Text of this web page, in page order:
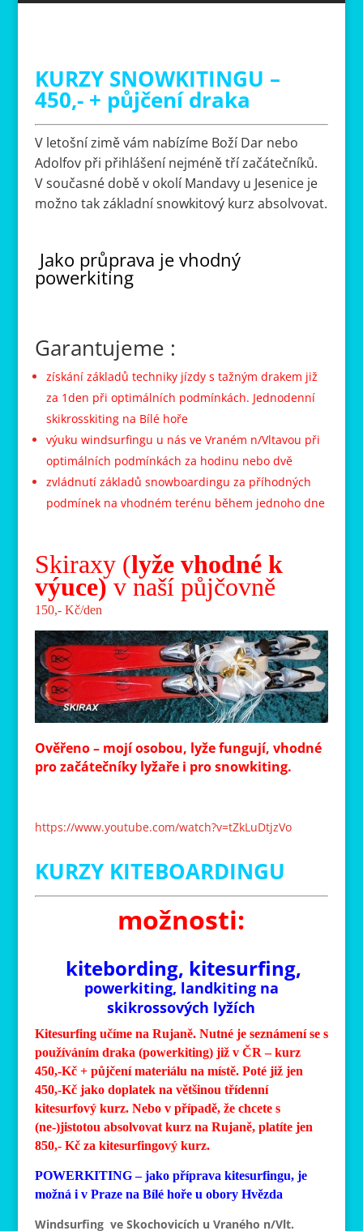
KURZY SNOWKITINGU –
450,- + půjčení draka
V letošní zimě vám nabízíme Boží Dar nebo
Adolfov při přihlášení nejméně tří začátečníků.
V současné době v okolí Mandavy u Jesenice je
možno tak základní snowkitový kurz absolvovat.
Jako průprava je vhodný
powerkiting
Garantujeme :
získání základů techniky jízdy s tažným drakem již
za 1den při optimálních podmínkách. Jednodenní
skikrosskiting na Bílé hoře
výuku windsurfingu u nás ve Vraném n/Vltavou při
optimálních podmínkách za hodinu nebo dvě
zvládnutí základů snowboardingu za příhodných
podmínek na vhodném terénu během jednoho dne
Skiraxy (lyže vhodné k
výuce)v naší půjčovně
150,- Kč/den
Ověřeno – mojí osobou, lyže fungují, vhodné
pro začátečníky lyžaře i pro snowkiting.
https://www.youtube.com/watch?v=tZkLuDtjzVo
KURZY KITEBOARDINGU
možnosti:
kitebording, kitesurfing,
powerkiting, landkiting na
skikrossových lyžích
Kitesurfing učíme na Rujaně. Nutné je seznámení se s
používáním draka (powerkiting) již v ČR – kurz
450,-Kč + půjčení materiálu na místě. Poté již jen
450,-Kč jako doplatek na většinou třídenní
kitesurfový kurz. Nebo v případě, že chcete s
(ne-)jistotou absolvovat kurz na Rujaně, platíte jen
850,- Kč za kitesurfingový kurz.
POWERKITING – jako příprava kitesurfingu, je
možná i v Praze na Bílé hoře u obory Hvězda
Windsurfing ve Skochovicích u Vraného n/Vlt.